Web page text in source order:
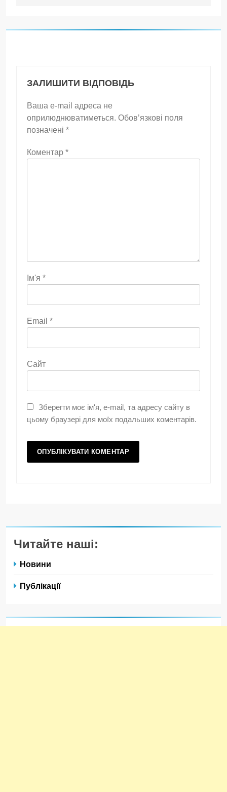
ЗАЛИШИТИ ВІДПОВІДЬ
Ваша e-mail адреса не
оприлюднюватиметься. Обов’язкові поля
позначені *
Коментар *
Ім'я *
Email *
Сайт
Зберегти моє ім'я, e-mail, та адресу сайту в
цьому браузері для моїх подальших коментарів.
Читайте наші:
Новини
Публікації